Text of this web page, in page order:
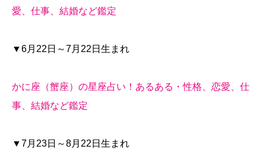
愛、仕事、結婚など鑑定
▼6月22日～7月22日生まれ
かに座（蟹座）の星座占い！あるある・性格、恋愛、仕
事、結婚など鑑定
▼7月23日～8月22日生まれ